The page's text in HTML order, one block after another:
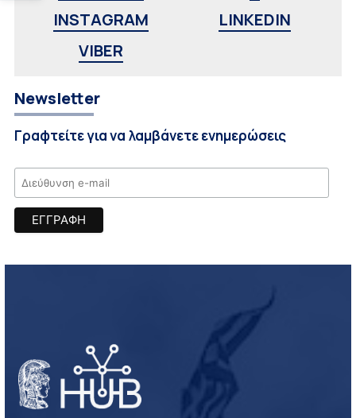
INSTAGRAM
LINKEDIN
VIBER
Newsletter
Γραφτείτε για να λαμβάνετε ενημερώσεις